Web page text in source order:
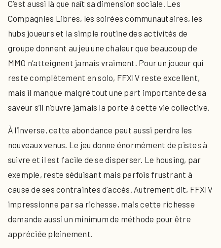
C’est aussi là que naît sa dimension sociale. Les
Compagnies Libres, les soirées communautaires, les
hubs joueurs et la simple routine des activités de
groupe donnent au jeu une chaleur que beaucoup de
MMO n’atteignent jamais vraiment. Pour un joueur qui
reste complètement en solo, FFXIV reste excellent,
mais il manque malgré tout une part importante de sa
saveur s’il n’ouvre jamais la porte à cette vie collective.
À l’inverse, cette abondance peut aussi perdre les
nouveaux venus. Le jeu donne énormément de pistes à
suivre et il est facile de se disperser. Le housing, par
exemple, reste séduisant mais parfois frustrant à
cause de ses contraintes d’accès. Autrement dit, FFXIV
impressionne par sa richesse, mais cette richesse
demande aussi un minimum de méthode pour être
appréciée pleinement.